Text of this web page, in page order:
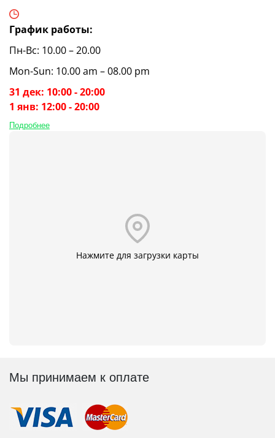
График работы:
Пн-Вс: 10.00 – 20.00
Mon-Sun: 10.00 am – 08.00 pm
31 дек: 10:00 - 20:00
1 янв: 12:00 - 20:00
Подробнее
Нажмите для загрузки карты
Мы принимаем к оплате